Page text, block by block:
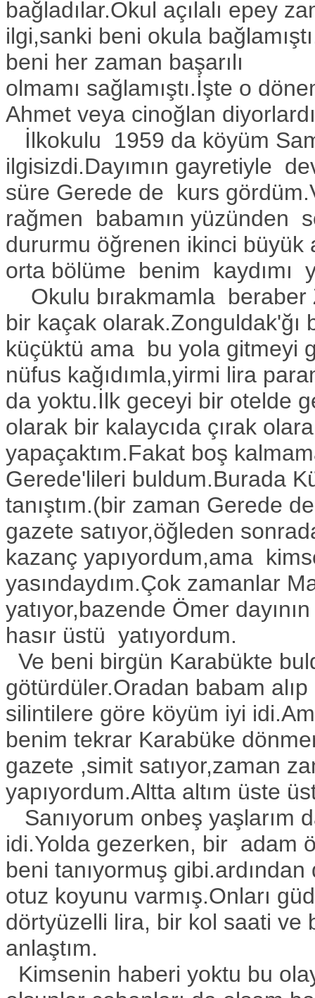
bağladılar.Okul açılalı epey
ilgi,sanki beni okula
beni her zaman başarılı
olmamı sağlamıştı.İşte o
Ahmet veya cinoğlan
İlkokulu 1959 da köyüm
ilgisizdi.Dayımın gayretiyle
süre Gerede de kurs
rağmen babamın yüzünden
dururmu öğrenen ikinci
orta bölüme benim kaydımı
Okulu bırakmamla beraber
bir kaçak olarak.Zonguldak'ğı
küçüktü ama bu yola gitmeyi
nüfus kağıdımla,yirmi lira
da yoktu.İlk geceyi bir otelde
olarak bir kalaycıda çırak
yapaçaktım.Fakat boş
Gerede'lileri buldum.Burada
tanıştım.(bir zaman Gerede
gazete satıyor,öğleden
kazanç yapıyordum,ama
yasındaydım.Çok zamanlar
yatıyor,bazende Ömer
hasır üstü yatıyordum.
Ve beni birgün Karabükte
götürdüler.Oradan babam
silintilere göre köyüm iyi
benim tekrar Karabüke
gazete ,simit satıyor,zaman
yapıyordum.Altta altım üste
Sanıyorum onbeş yaşlarım
idi.Yolda gezerken, bir adam
beni tanıyormuş
otuz koyunu varmış.Onları
dörtyüzelli lira, bir kol saati ve
anlaştım.
Kimsenin haberi yoktu bu